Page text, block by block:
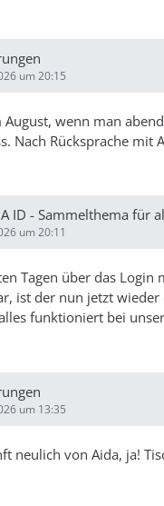
um 20:15
wenn man
Nach Rücksprache
ID - Sammelthema für
um 20:11
Tagen über das
ist der nun jetzt
funktioniert bei
um 13:35
neulich von Aida, ja!